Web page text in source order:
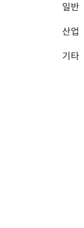
일반
산업
기타